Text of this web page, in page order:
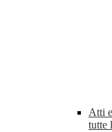
Atti
tutte